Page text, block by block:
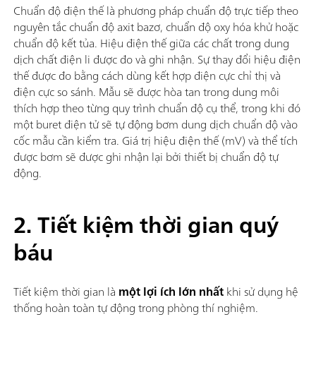
Chuẩn độ điện thế là phương pháp chuẩn độ trực tiếp theo
nguyên tắc chuẩn độ axit bazơ, chuẩn độ oxy hóa khử hoặc
chuẩn độ kết tủa. Hiệu điện thế giữa các chất trong dung
dịch chất điện li được đo và ghi nhận. Sự thay đổi hiệu điện
thế được đo bằng cách dùng kết hợp điện cực chỉ thị và
điện cực so sánh. Mẫu sẽ được hòa tan trong dung môi
thích hợp theo từng quy trình chuẩn độ cụ thể, trong khi đó
một buret điện tử sẽ tự động bơm dung dịch chuẩn độ vào
cốc mẫu cần kiểm tra. Giá trị hiệu điện thế (mV) và thể tích
được bơm sẽ được ghi nhận lại bởi thiết bị chuẩn độ tự
động.
2. Tiết kiệm thời gian quý
báu
Tiết kiệm thời gian là một lợi ích lớn nhấtkhi sử dụng hệ
thống hoàn toàn tự động trong phòng thí nghiệm.